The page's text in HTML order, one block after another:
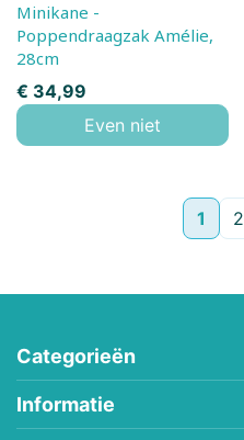
Minikane -
Poppendraagzak Amélie,
28cm
Prijs
€ 34,99
Even niet
1 2
Categorieën
Informatie